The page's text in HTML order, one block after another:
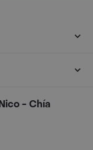
- Chía